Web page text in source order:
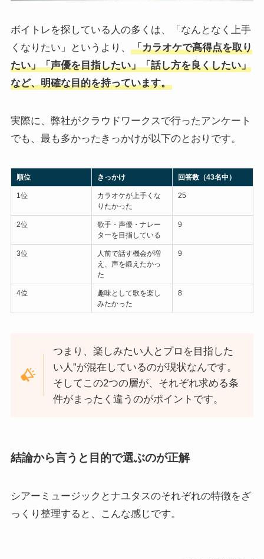
ボイトレを探している人の多くは、「なんとなく上手
くなりたい」というより、
「カラオケで高得点を取り
たい」「声優を目指したい」「話し方を良くしたい」
など、明確な目的を持っています。
実際に、弊社がクラウドワークスで行ったアンケート
でも、最も多かったきっかけが以下のとおりです。
順位 きっかけ 回答数（43名中）
1位
カラオケが上手くな
りたかった
25
2位
歌手・声優・ナレー
ターを目指している
9
3位
人前で話す機会が増
え、声を鍛えたかっ
た
9
4位
趣味として歌を楽し
みたかった
8
つまり、楽しみたい人とプロを目指した
い人”が混在しているのが現状なんです。
そしてこの2つの層が、それぞれ求める条
件がまったく違うのがポイントです。
結論から言うと目的で選ぶのが正解
シアーミュージックとナユタスのそれぞれの特徴をざ
っくり整理すると、こんな感じです。